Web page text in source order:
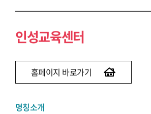
인성교육센터
홈페이지 바로가기
명칭소개